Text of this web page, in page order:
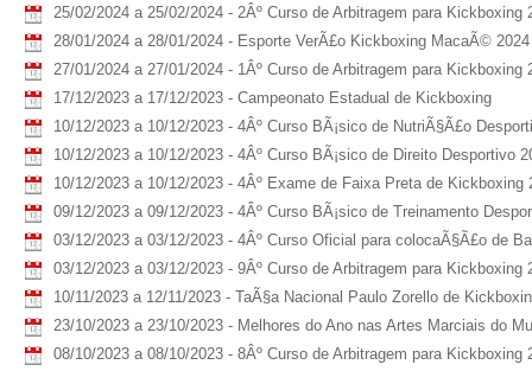
25/02/2024 a 25/02/2024 - 2Âº Curso de Arbitragem para Kickboxing
28/01/2024 a 28/01/2024 - Esporte VerÃ£o Kickboxing MacaÃ© 2024
27/01/2024 a 27/01/2024 - 1Âº Curso de Arbitragem para Kickboxing
17/12/2023 a 17/12/2023 - Campeonato Estadual de Kickboxing
10/12/2023 a 10/12/2023 - 4Âº Curso BÃ¡sico de NutriÃ§Ã£o
10/12/2023 a 10/12/2023 - 4Âº Curso BÃ¡sico de Direito Desportivo
10/12/2023 a 10/12/2023 - 4Âº Exame de Faixa Preta de Kickboxing
09/12/2023 a 09/12/2023 - 4Âº Curso BÃ¡sico de Treinamento
03/12/2023 a 03/12/2023 - 4Âº Curso Oficial para colocaÃ§Ã£o de
03/12/2023 a 03/12/2023 - 9Âº Curso de Arbitragem para Kickboxing
10/11/2023 a 12/11/2023 - TaÃ§a Nacional Paulo Zorello de
23/10/2023 a 23/10/2023 - Melhores do Ano nas Artes Marciais do
08/10/2023 a 08/10/2023 - 8Âº Curso de Arbitragem para Kickboxing